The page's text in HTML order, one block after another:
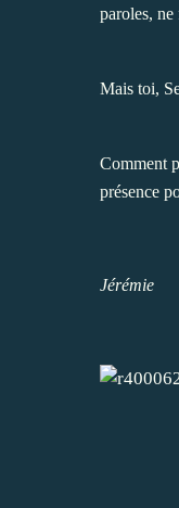
paroles,
Mais toi,
Comment
présence
Jérémie